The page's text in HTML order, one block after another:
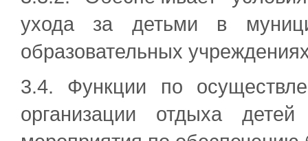
ухода за детьми в
образовательных
3.4. Функции по
организации отдыха